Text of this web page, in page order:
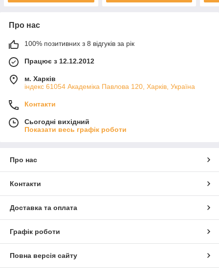
Про нас
100% позитивних з 8 відгуків за рік
Працює з 12.12.2012
м. Харків
індекс 61054 Академіка Павлова 120, Харків, Україна
Контакти
Сьогодні вихідний
Показати весь графік роботи
Про нас
Контакти
Доставка та оплата
Графік роботи
Повна версія сайту